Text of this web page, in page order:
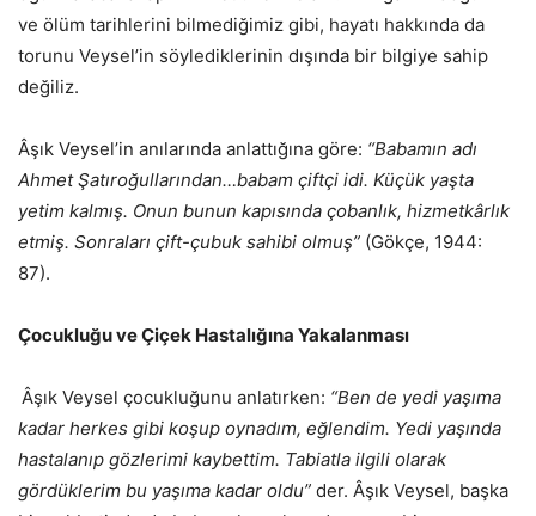
ve ölüm tarihlerini bilmediğimiz gibi, hayatı hakkında da
torunu Veysel’in söylediklerinin dışında bir bilgiye sahip
değiliz.
Âşık Veysel’in anılarında anlattığına göre: “Babamın adı
Ahmet Şatıroğullarından…babam çiftçi idi. Küçük yaşta
yetim kalmış. Onun bunun kapısında çobanlık, hizmetkârlık
etmiş. Sonraları çift-çubuk sahibi olmuş” (Gökçe, 1944:
87).
Çocukluğu ve Çiçek Hastalığına Yakalanması
Âşık Veysel çocukluğunu anlatırken: “Ben de yedi yaşıma
kadar herkes gibi koşup oynadım, eğlendim. Yedi yaşında
hastalanıp gözlerimi kaybettim. Tabiatla ilgili olarak
gördüklerim bu yaşıma kadar oldu” der. Âşık Veysel, başka